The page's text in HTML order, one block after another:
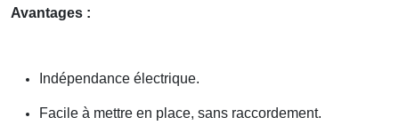
Avantages :
Indépendance électrique.
Facile à mettre en place, sans raccordement.